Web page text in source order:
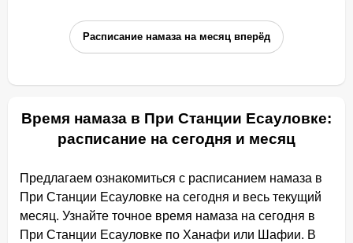
Расписание намаза на месяц вперёд
Время намаза в При Станции Есауловке:
расписание на сегодня и месяц
Предлагаем ознакомиться с расписанием намаза в
При Станции Есауловке на сегодня и весь текущий
месяц. Узнайте точное время намаза на сегодня в
При Станции Есауловке по Ханафи или Шафии. В